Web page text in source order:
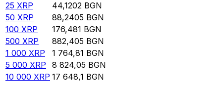
25 XRP 44,1202 BGN
50 XRP 88,2405 BGN
100 XRP 176,481 BGN
500 XRP 882,405 BGN
1 000 XRP 1 764,81 BGN
5 000 XRP 8 824,05 BGN
10 000 XRP 17 648,1 BGN